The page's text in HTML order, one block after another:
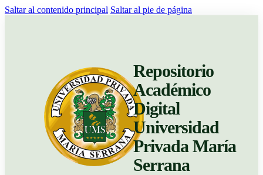
Saltar al contenido principal Saltar al pie de página
Repositorio
Académico
Digital
Universidad
Privada María
Serrana